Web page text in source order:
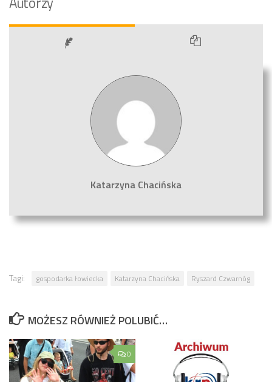
Katarzyna Chacińska
Tagi: gospodarka łowiecka Katarzyna Chacińska Ryszard Czwarnóg
MOŻESZ RÓWNIEŻ POLUBIĆ…
0